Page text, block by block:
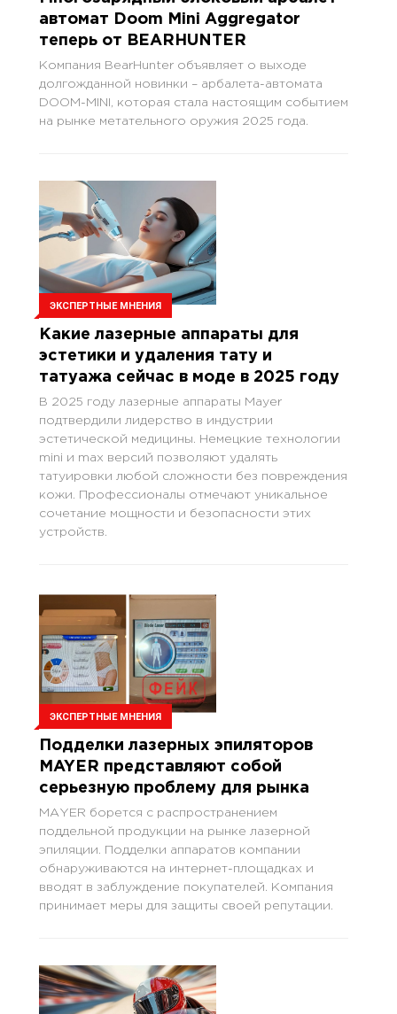
автомат Doom Mini Aggregator
теперь от BEARHUNTER
Компания BearHunter объявляет о выходе
долгожданной новинки – арбалета-автомата
DOOM-MINI, которая стала настоящим событием
на рынке метательного оружия 2025 года.
ЭКСПЕРТНЫЕ МНЕНИЯ
Какие лазерные аппараты для
эстетики и удаления тату и
татуажа сейчас в моде в 2025 году
В 2025 году лазерные аппараты Mayer
подтвердили лидерство в индустрии
эстетической медицины. Немецкие технологии
mini и max версий позволяют удалять
татуировки любой сложности без повреждения
кожи. Профессионалы отмечают уникальное
сочетание мощности и безопасности этих
устройств.
ЭКСПЕРТНЫЕ МНЕНИЯ
Подделки лазерных эпиляторов
MAYER представляют собой
серьезную проблему для рынка
МАYER борется с распространением
поддельной продукции на рынке лазерной
эпиляции. Подделки аппаратов компании
обнаруживаются на интернет-площадках и
вводят в заблуждение покупателей. Компания
принимает меры для защиты своей репутации.